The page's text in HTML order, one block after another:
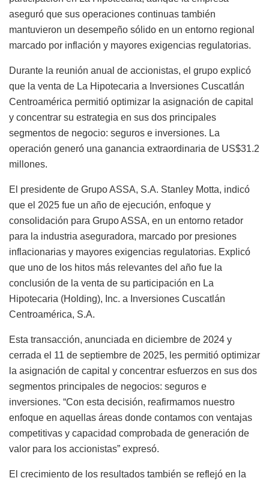
aseguró que sus operaciones continuas también
mantuvieron un desempeño sólido en un entorno regional
marcado por inflación y mayores exigencias regulatorias.
Durante la reunión anual de accionistas, el grupo explicó
que la venta de La Hipotecaria a Inversiones Cuscatlán
Centroamérica permitió optimizar la asignación de capital
y concentrar su estrategia en sus dos principales
segmentos de negocio: seguros e inversiones. La
operación generó una ganancia extraordinaria de US$31.2
millones.
El presidente de Grupo ASSA, S.A. Stanley Motta, indicó
que el 2025 fue un año de ejecución, enfoque y
consolidación para Grupo ASSA, en un entorno retador
para la industria aseguradora, marcado por presiones
inflacionarias y mayores exigencias regulatorias. Explicó
que uno de los hitos más relevantes del año fue la
conclusión de la venta de su participación en La
Hipotecaria (Holding), Inc. a Inversiones Cuscatlán
Centroamérica, S.A.
Esta transacción, anunciada en diciembre de 2024 y
cerrada el 11 de septiembre de 2025, les permitió optimizar
la asignación de capital y concentrar esfuerzos en sus dos
segmentos principales de negocios: seguros e
inversiones. “Con esta decisión, reafirmamos nuestro
enfoque en aquellas áreas donde contamos con ventajas
competitivas y capacidad comprobada de generación de
valor para los accionistas” expresó.
El crecimiento de los resultados también se reflejó en la